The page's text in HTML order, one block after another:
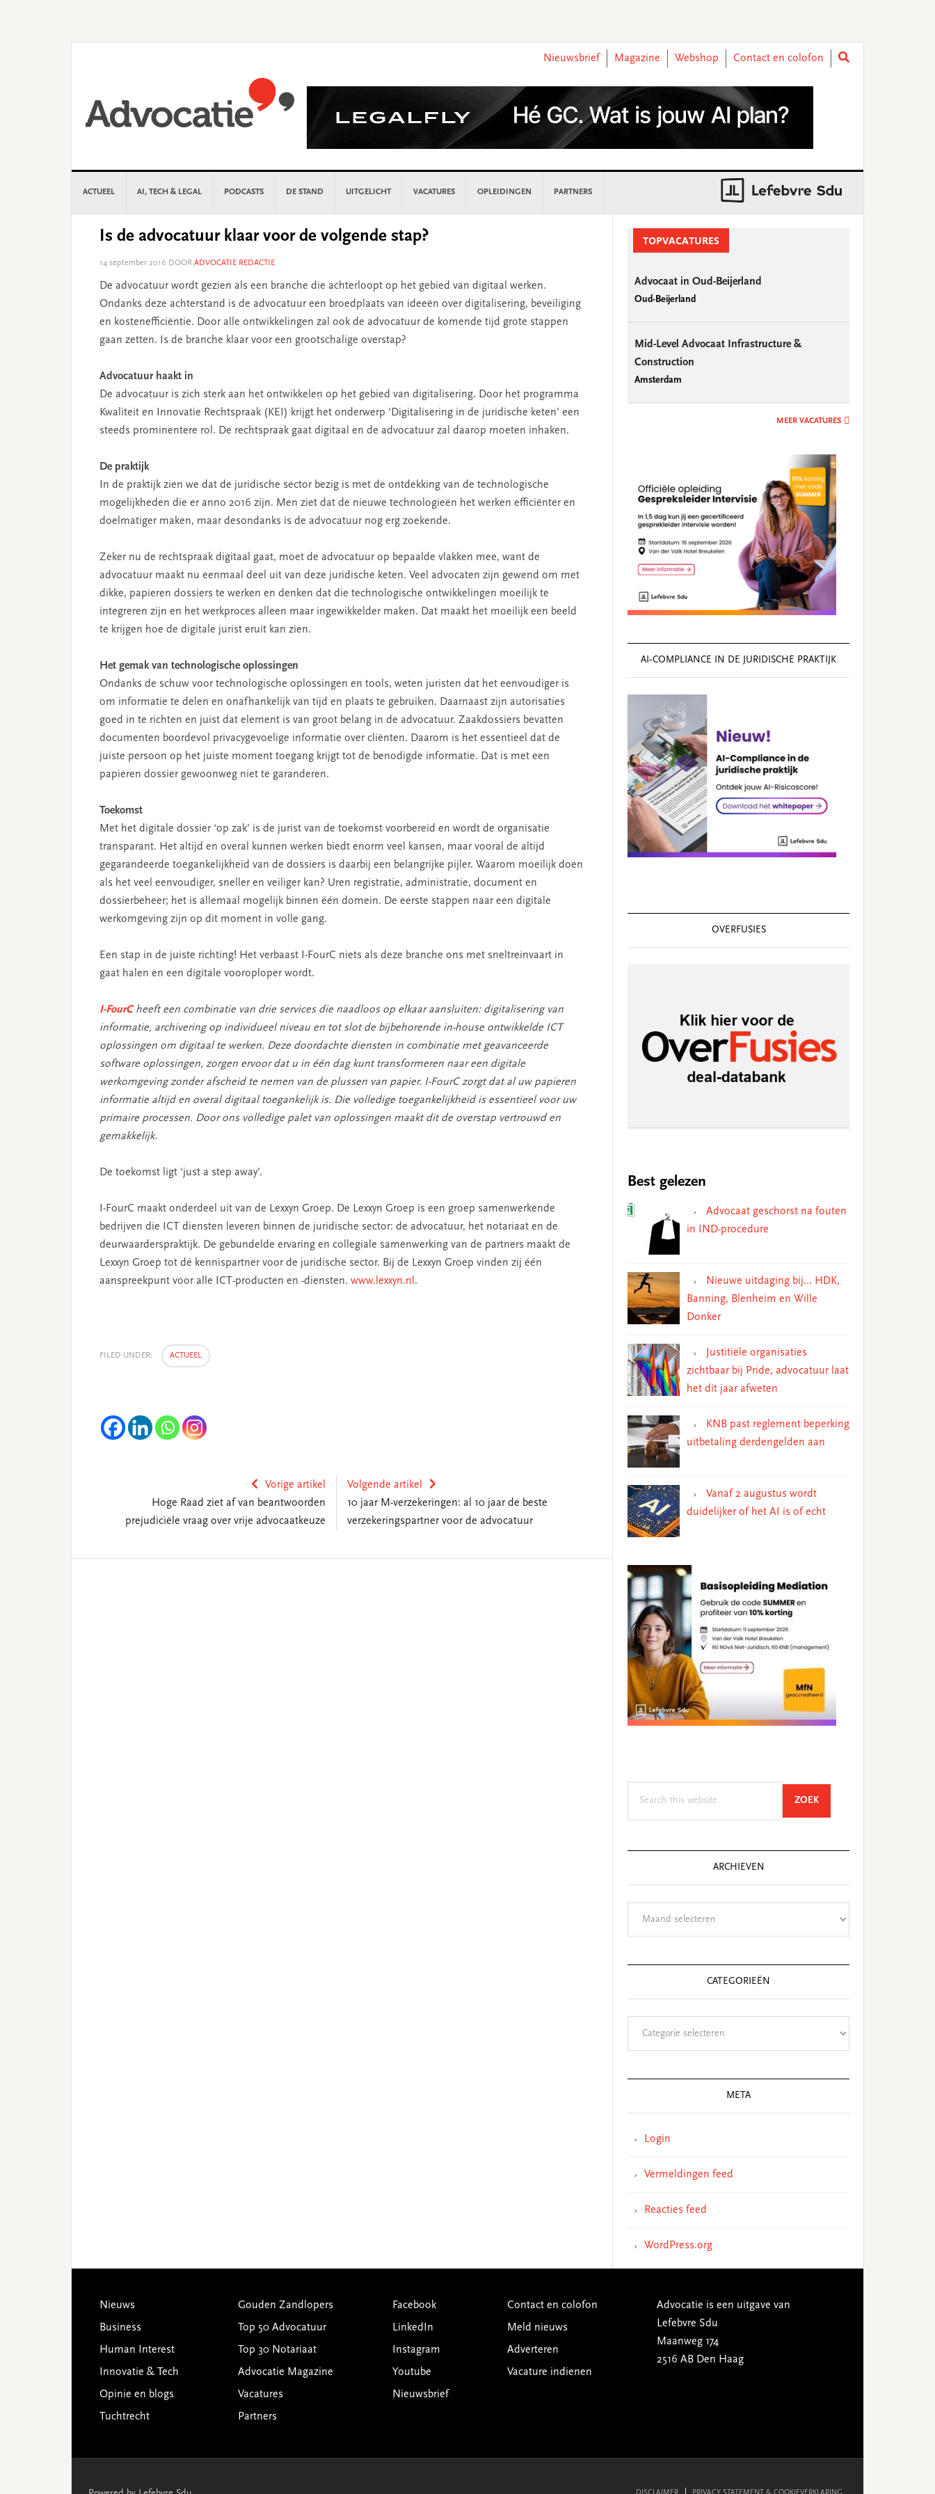
Nieuwsbrief
Magazine Webshop Contact en colofon
ACTUEEL AI, TECH & LEGAL PODCASTS DE STAND UITGELICHT VACATURES OPLEIDINGEN PARTNERS
Is de advocatuur klaar voor de volgende stap?
14 september 2016 DOOR ADVOCATIE REDACTIE
De advocatuur wordt gezien als een branche die achterloopt op het gebied van digitaal werken.
Ondanks deze achterstand is de advocatuur een broedplaats van ideeën over digitalisering, beveiliging
en kostenefficiëntie. Door alle ontwikkelingen zal ook de advocatuur de komende tijd grote stappen
gaan zetten. Is de branche klaar voor een grootschalige overstap?
Advocatuur haakt in
De advocatuur is zich sterk aan het ontwikkelen op het gebied van digitalisering. Door het programma
Kwaliteit en Innovatie Rechtspraak (KEI) krijgt het onderwerp ‘Digitalisering in de juridische keten’ een
steeds prominentere rol. De rechtspraak gaat digitaal en de advocatuur zal daarop moeten inhaken.
De praktijk
In de praktijk zien we dat de juridische sector bezig is met de ontdekking van de technologische
mogelijkheden die er anno 2016 zijn. Men ziet dat de nieuwe technologieën het werken efficiënter en
doelmatiger maken, maar desondanks is de advocatuur nog erg zoekende.
Zeker nu de rechtspraak digitaal gaat, moet de advocatuur op bepaalde vlakken mee, want de
advocatuur maakt nu eenmaal deel uit van deze juridische keten. Veel advocaten zijn gewend om met
dikke, papieren dossiers te werken en denken dat die technologische ontwikkelingen moeilijk te
integreren zijn en het werkproces alleen maar ingewikkelder maken. Dat maakt het moeilijk een beeld
te krijgen hoe de digitale jurist eruit kan zien.
Het gemak van technologische oplossingen
Ondanks de schuw voor technologische oplossingen en tools, weten juristen dat het eenvoudiger is
om informatie te delen en onafhankelijk van tijd en plaats te gebruiken. Daarnaast zijn autorisaties
goed in te richten en juist dat element is van groot belang in de advocatuur. Zaakdossiers bevatten
documenten boordevol privacygevoelige informatie over cliënten. Daarom is het essentieel dat de
juiste persoon op het juiste moment toegang krijgt tot de benodigde informatie. Dat is met een
papieren dossier gewoonweg niet te garanderen.
Toekomst
Met het digitale dossier ‘op zak’ is de jurist van de toekomst voorbereid en wordt de organisatie
transparant. Het altijd en overal kunnen werken biedt enorm veel kansen, maar vooral de altijd
gegarandeerde toegankelijkheid van de dossiers is daarbij een belangrijke pijler. Waarom moeilijk doen
als het veel eenvoudiger, sneller en veiliger kan? Uren registratie, administratie, document en
dossierbeheer; het is allemaal mogelijk binnen één domein. De eerste stappen naar een digitale
werkomgeving zijn op dit moment in volle gang.
Een stap in de juiste richting! Het verbaast I-FourC niets als deze branche ons met sneltreinvaart in
gaat halen en een digitale vooroploper wordt.
I-FourCheeft een combinatie van drie services die naadloos op elkaar aansluiten: digitalisering van
informatie, archivering op individueel niveau en tot slot de bijbehorende in-house ontwikkelde ICT
oplossingen om digitaal te werken. Deze doordachte diensten in combinatie met geavanceerde
software oplossingen, zorgen ervoor dat u in één dag kunt transformeren naar een digitale
werkomgeving zonder afscheid te nemen van de plussen van papier. I-FourC zorgt dat al uw papieren
informatie altijd en overal digitaal toegankelijk is. Die volledige toegankelijkheid is essentieel voor uw
primaire processen. Door ons volledige palet van oplossingen maakt dit de overstap vertrouwd en
gemakkelijk.
De toekomst ligt ‘just a step away’.
I-FourC maakt onderdeel uit van de Lexxyn Groep. De Lexxyn Groep is een groep samenwerkende
bedrijven die ICT diensten leveren binnen de juridische sector: de advocatuur, het notariaat en de
deurwaarderspraktijk. De gebundelde ervaring en collegiale samenwerking van de partners maakt de
Lexxyn Groep tot dé kennispartner voor de juridische sector. Bij de Lexxyn Groep vinden zij één
aanspreekpunt voor alle ICT-producten en -diensten. www.lexxyn.nl .
FILED UNDER: ACTUEEL
Vorige artikel
Hoge Raad ziet af van beantwoorden
prejudiciële vraag over vrije advocaatkeuze
Volgende artikel
10 jaar M-verzekeringen: al 10 jaar de beste
verzekeringspartner voor de advocatuur
SidebarTOPVACATURES
Advocaat in Oud-Beijerland
Oud-Beijerland
Mid-Level Advocaat Infrastructure &
Construction
Amsterdam
MEER VACATURES
AI‑COMPLIANCE IN DE JURIDISCHE PRAKTIJK
OVERFUSIES
Best gelezen
Advocaat geschorst na fouten
in IND-procedure
Nieuwe uitdaging bij… HDK,
Banning, Blenheim en Wille
Donker
Justitiële organisaties
zichtbaar bij Pride, advocatuur laat
het dit jaar afweten
KNB past reglement beperking
uitbetaling derdengelden aan
Vanaf 2 augustus wordt
duidelijker of het AI is of echt
ZOEKSEARCH
ARCHIEVEN
CATEGORIEËN
META
Login
Vermeldingen feed
Reacties feed
WordPress.org
Footer
Nieuws
Business
Human Interest
Innovatie & Tech
Opinie en blogs
Tuchtrecht
Gouden Zandlopers
Top 50 Advocatuur
Top 30 Notariaat
Advocatie Magazine
Vacatures
Partners
Facebook
LinkedIn
Instagram
Youtube
Nieuwsbrief
Contact en colofon
Meld nieuws
Adverteren
Vacature indienen
Advocatie is een uitgave van
Lefebvre Sdu
Maanweg 174
2516 AB Den Haag